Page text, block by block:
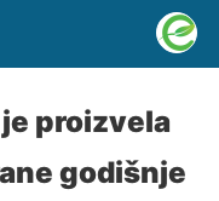
je proizvela
godišnje